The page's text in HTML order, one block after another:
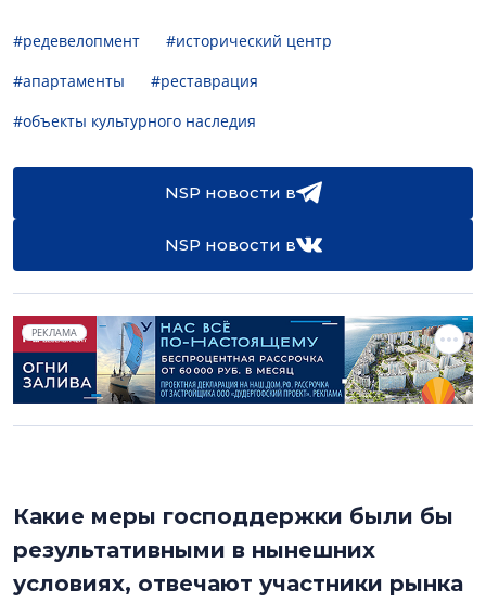
#редевелопмент
#исторический центр
#апартаменты
#реставрация
#объекты культурного наследия
NSP новости в
NSP новости в
РЕКЛАМА
Какие меры господдержки были бы
результативными в нынешних
условиях, отвечают участники рынка